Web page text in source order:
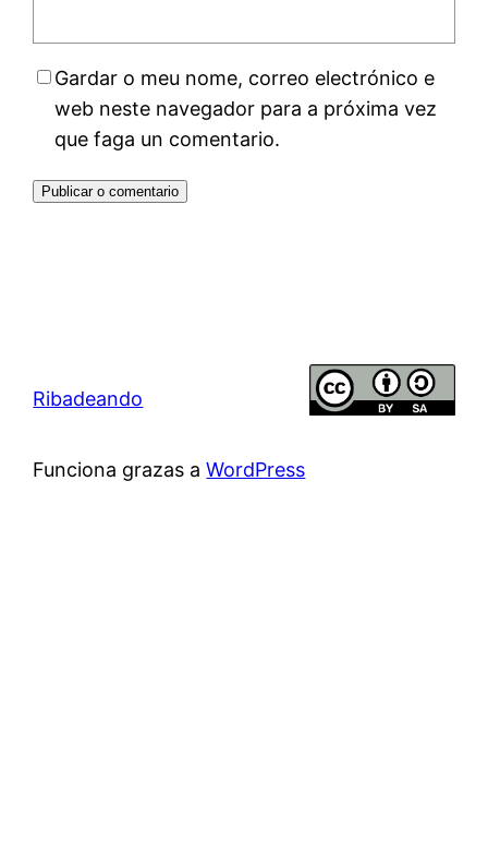
Gardar o meu nome, correo electrónico e
web neste navegador para a próxima vez
que faga un comentario.
Ribadeando
Funciona grazas aWordPress